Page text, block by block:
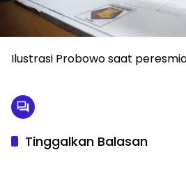
Ilustrasi Probowo saat
Tinggalkan Balasan